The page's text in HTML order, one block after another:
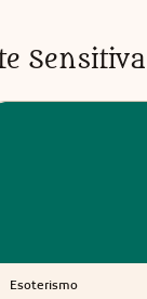
Sensitiva
Esoterismo